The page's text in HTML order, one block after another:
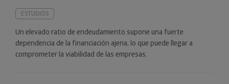
ESTUDIOS
Un elevado ratio de endeudamiento supone una fuerte
dependencia de la financiación ajena, lo que puede llegar a
comprometer la viabilidad de las empresas.